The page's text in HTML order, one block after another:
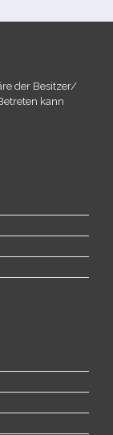
der Besitzer/​
kann